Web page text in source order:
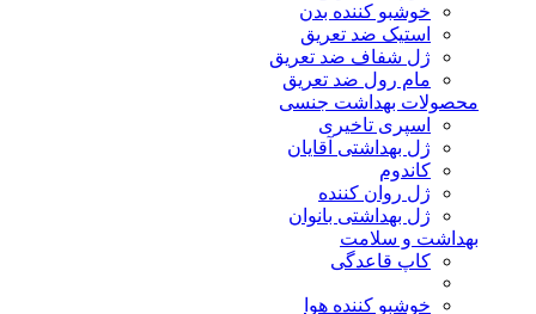
خوشبو کننده بدن
استیک ضد تعریق
ژل شفاف ضد تعریق
مام رول ضد تعریق
محصولات بهداشت جنسی
اسپری تاخیری
ژل بهداشتی آقایان
کاندوم
ژل روان کننده
ژل بهداشتی بانوان
بهداشت و سلامت
کاپ قاعدگی
خوشبو کننده هوا